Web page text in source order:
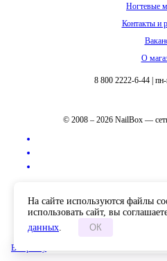
В корзину
Ногтевые
Контакты и
О
8 800 2222-6-44
© 2008 – 2026 NailBox —
На сайте используются файлы
использовать сайт, вы
данных. ОК